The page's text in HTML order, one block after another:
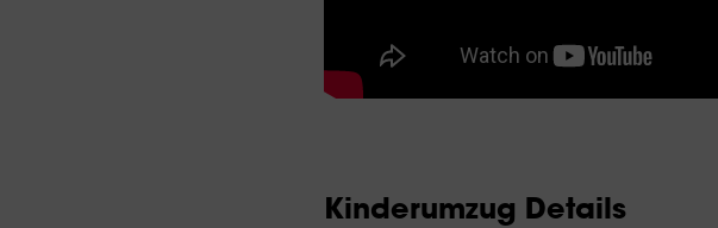
Kinderumzug Details